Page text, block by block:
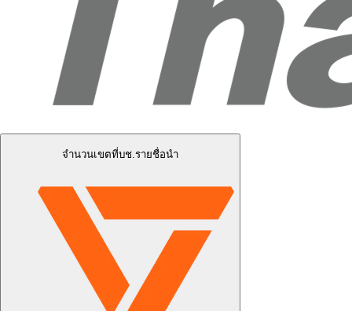
จำนวนเขตที่บช.รายชื่อนำ